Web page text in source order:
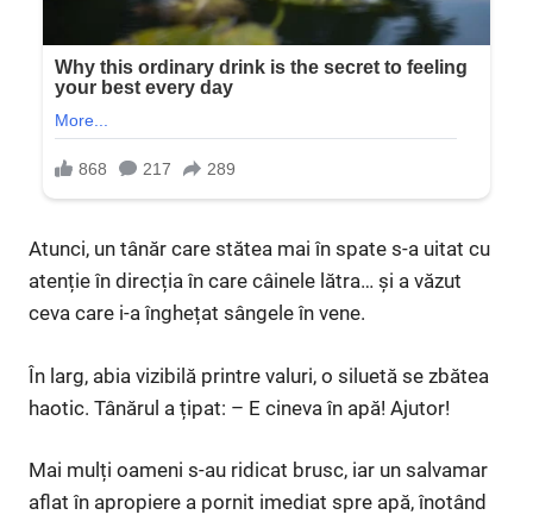
Atunci, un tânăr care stătea mai în spate s-a uitat cu
atenție în direcția în care câinele lătra… și a văzut
ceva care i-a înghețat sângele în vene.
În larg, abia vizibilă printre valuri, o siluetă se zbătea
haotic. Tânărul a țipat: – E cineva în apă! Ajutor!
Mai mulți oameni s-au ridicat brusc, iar un salvamar
aflat în apropiere a pornit imediat spre apă, înotând